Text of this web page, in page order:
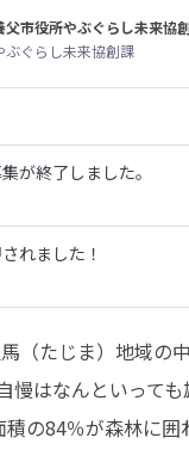
父市役所やぶぐらし未来協
ぶぐらし未来協創課
が終了しました。
れました！
（たじま）地域の
慢はなんといって
の84％が森林に囲